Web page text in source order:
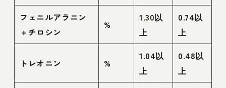
フェニルアラニン
＋チロシン
%
1.30以
上
0.74以
上
トレオニン %
1.04以
上
0.48以
上